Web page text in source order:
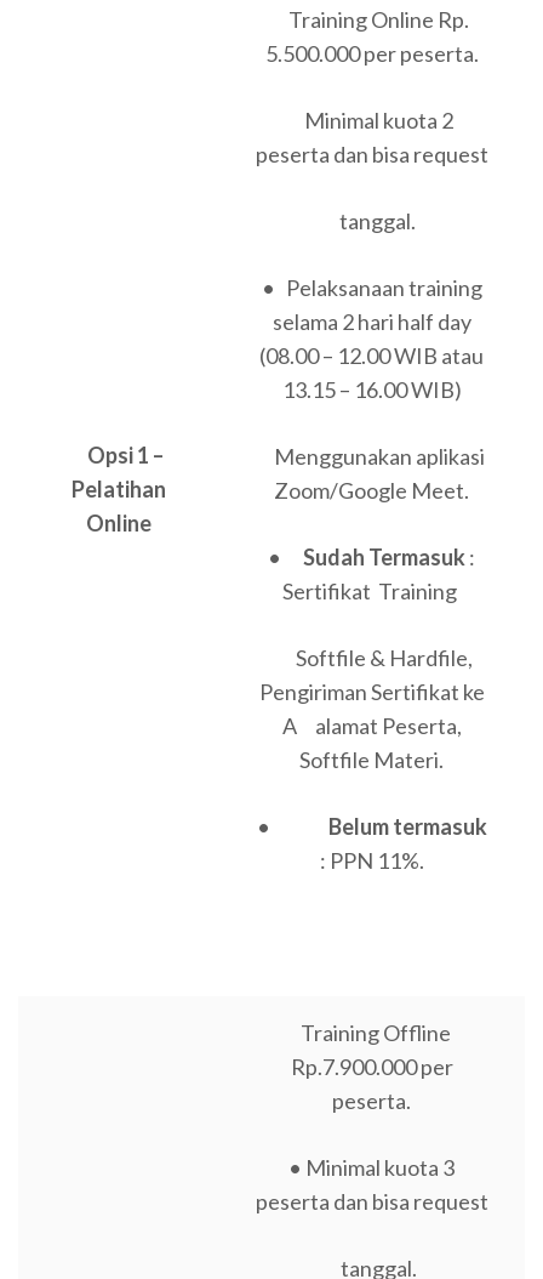
Opsi 1 –
Pelatihan
Online
Training Online Rp.
5.500.000 per peserta.
Minimal kuota 2
peserta dan bisa request
tanggal.
• Pelaksanaan training
selama 2 hari half day
(08.00 – 12.00 WIB atau
13.15 – 16.00 WIB)
Menggunakan aplikasi
Zoom/Google Meet.
• Sudah Termasuk :
Sertifikat Training
Softfile & Hardfile,
Pengiriman Sertifikat ke
A alamat Peserta,
Softfile Materi.
• Belum termasuk
: PPN 11%.
Training Offline
Rp.7.900.000 per
peserta.
• Minimal kuota 3
peserta dan bisa request
tanggal.